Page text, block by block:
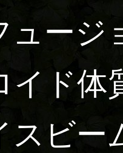
ュージ
イド体
スビー